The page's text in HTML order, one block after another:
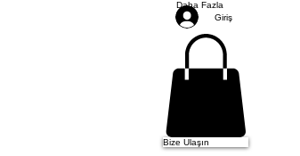
Daha Fazla
Giriş
Bize Ulaşın